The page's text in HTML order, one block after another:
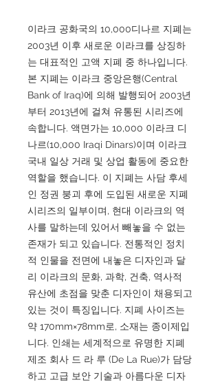
이라크 공화국의 10,000디나르 지폐는
2003년 이후 새로운 이라크를 상징하
는 대표적인 고액 지폐 중 하나입니다.
본 지폐는 이라크 중앙은행(Central
Bank of Iraq)에 의해 발행되어 2003년
부터 2013년에 걸쳐 유통된 시리즈에
속합니다. 액면가는 10,000 이라크 디
나르(10,000 Iraqi Dinars)이며 이라크
국내 일상 거래 및 상업 활동에 중요한
역할을 했습니다. 이 지폐는 사담 후세
인 정권 붕괴 후에 도입된 새로운 지폐
시리즈의 일부이며, 현대 이라크의 역
사를 말하는데 있어서 빼놓을 수 없는
존재가 되고 있습니다. 전통적인 정치
적 인물을 전면에 내놓은 디자인과 달
리 이라크의 문화, 과학, 건축, 역사적
유산에 초점을 맞춘 디자인이 채용되고
있는 것이 특징입니다. 지폐 사이즈는
약 170mm×78mm로, 소재는 종이제입
니다. 인쇄는 세계적으로 유명한 지폐
제조 회사 드 라 루 (De La Rue)가 담당
하고 고급 보안 기술과 아름다운 디자